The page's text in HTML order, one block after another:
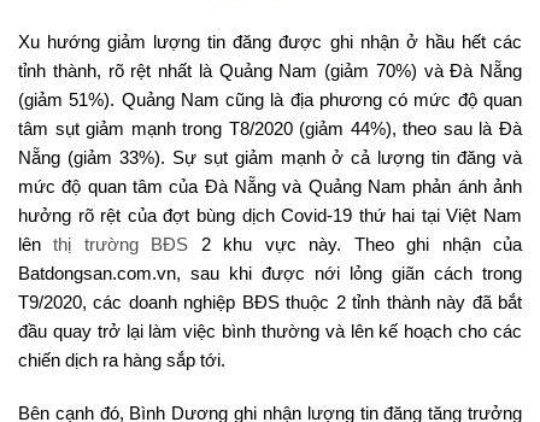
Xu hướng giảm lượng tin đăng được ghi nhận ở hầu hết các
tỉnh thành, rõ rệt nhất là Quảng Nam (giảm 70%) và Đà Nẵng
(giảm 51%). Quảng Nam cũng là địa phương có mức độ quan
tâm sụt giảm mạnh trong T8/2020 (giảm 44%), theo sau là Đà
Nẵng (giảm 33%). Sự sụt giảm mạnh ở cả lượng tin đăng và
mức độ quan tâm của Đà Nẵng và Quảng Nam phản ánh ảnh
hưởng rõ rệt của đợt bùng dịch Covid-19 thứ hai tại Việt Nam
lênthị trường BĐS 2 khu vực này. Theo ghi nhận của
Batdongsan.com.vn, sau khi được nới lỏng giãn cách trong
T9/2020, các doanh nghiệp BĐS thuộc 2 tỉnh thành này đã bắt
đầu quay trở lại làm việc bình thường và lên kế hoạch cho các
chiến dịch ra hàng sắp tới.
Bên cạnh đó, Bình Dương ghi nhận lượng tin đăng tăng trưởng